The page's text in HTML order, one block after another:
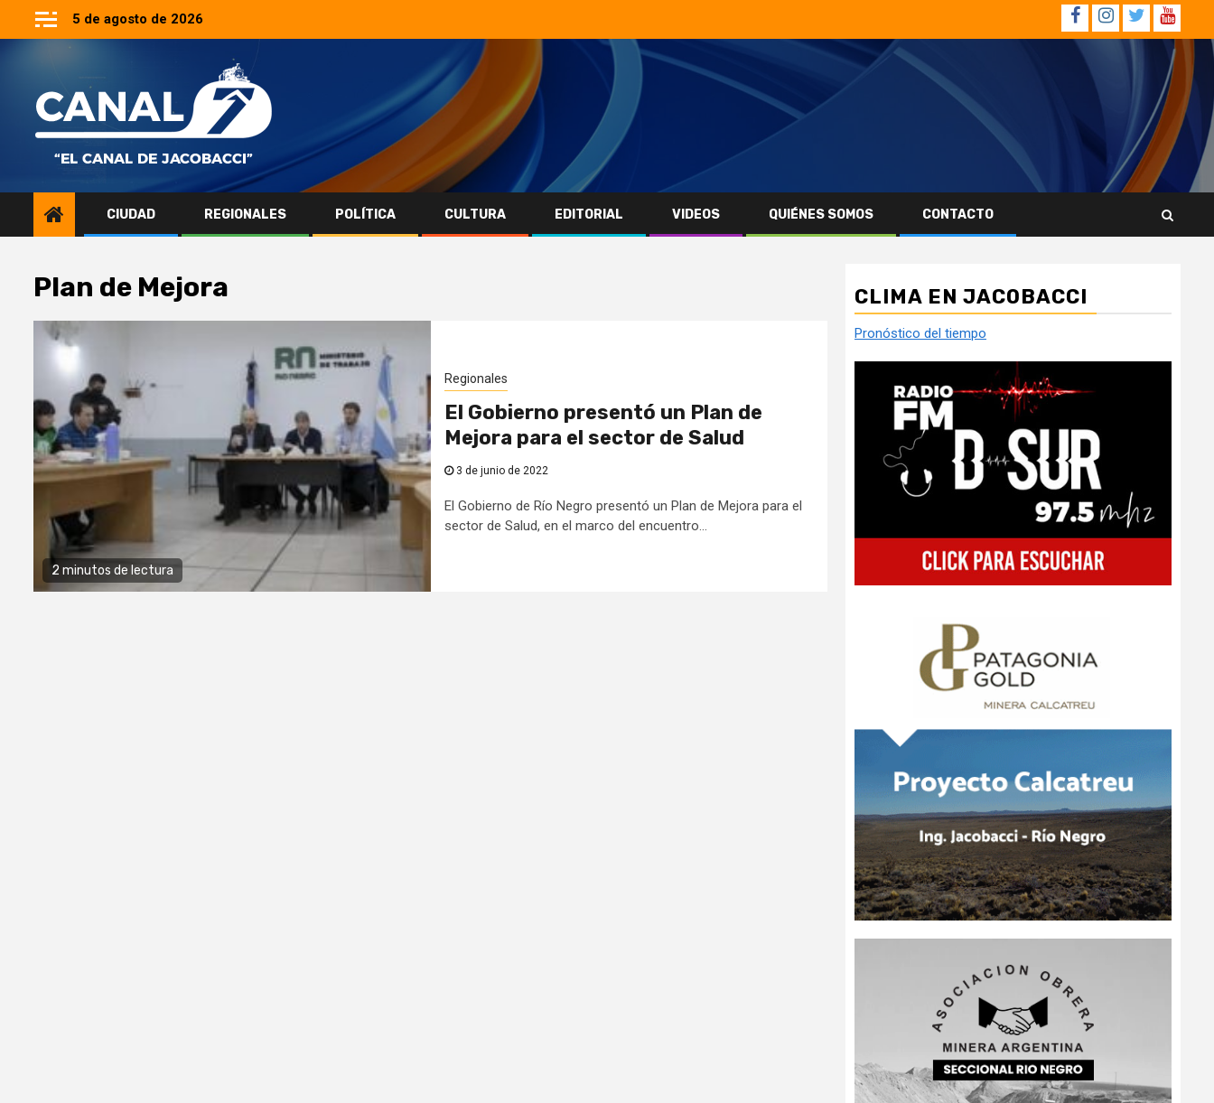
5 de agosto de 2026 Facebook
Instagram
Twitter
CIUDAD REGIONALES POLÍTICA CULTURA EDITORIAL VIDEOS QUIÉNES SOMOS CONTACTO
Plan de Mejora
2 minutos de lectura
Regionales
El Gobierno presentó un Plan de
Mejora para el sector de Salud
3 de junio de 2022
El Gobierno de Río Negro presentó un Plan de Mejora para el
sector de Salud, en el marco del encuentro...
CLIMA EN JACOBACCI
Pronóstico del tiempo